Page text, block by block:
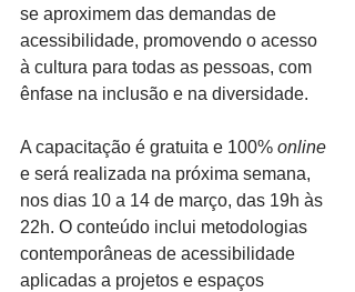
se aproximem das demandas de
acessibilidade, promovendo o acesso
à cultura para todas as pessoas, com
ênfase na inclusão e na diversidade.
A capacitação é gratuita e 100% online
e será realizada na próxima semana,
nos dias 10 a 14 de março, das 19h às
22h. O conteúdo inclui metodologias
contemporâneas de acessibilidade
aplicadas a projetos e espaços